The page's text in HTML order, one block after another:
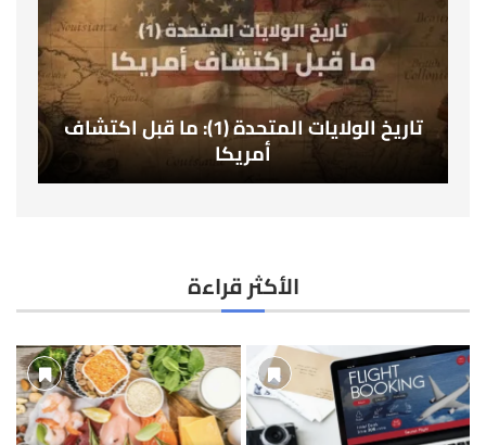
تاريخ الولايات المتحدة (1): ما قبل اكتشاف
أمريكا
الأكثر قراءة